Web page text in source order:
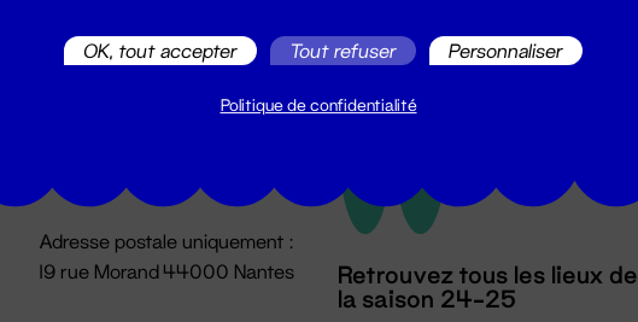
02 51 88 25 25
Du lundi au vendredi 14h → 18h
Adresse postale uniquement :
19 rue Morand 44000 Nantes
Retrouvez tous les lieux de
la saison 24-25
OK, tout accepter Tout refuser Personnaliser
Politique de confidentialité